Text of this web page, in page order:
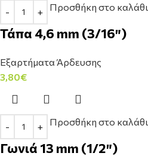
Προσθήκη στο καλάθι
Τάπα 4,6 mm (3/16″)
Εξαρτήματα Άρδευσης
3,80€
Προσθήκη στο καλάθι
Γωνιά 13 mm (1/2″)